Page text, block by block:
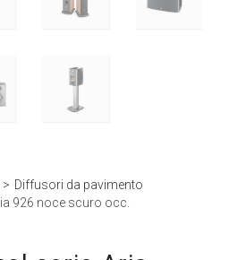
> Diffusori da pavimento
926 noce scuro occ.